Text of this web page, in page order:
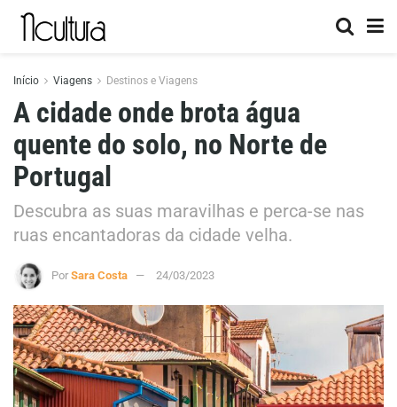
Início Viagens Destinos e Viagens
A cidade onde brota água
quente do solo, no Norte de
Portugal
Descubra as suas maravilhas e perca-se nas
ruas encantadoras da cidade velha.
Por Sara Costa 24/03/2023